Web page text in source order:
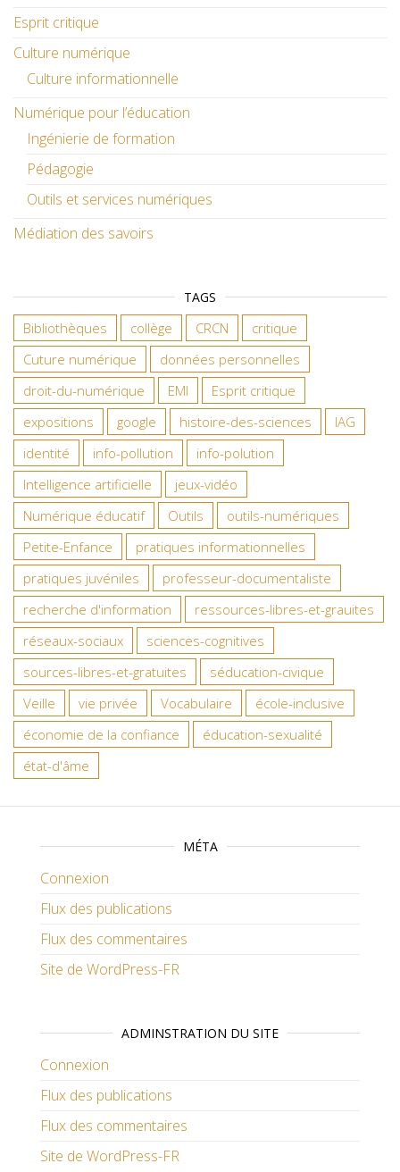
Esprit critique
Culture numérique
Culture informationnelle
Numérique pour l’éducation
Ingénierie de formation
Pédagogie
Outils et services numériques
Médiation des savoirs
TAGS
Bibliothèques collège CRCN
critique
Cuture numérique
données personnelles
droit-du-numérique
EMI
Esprit critique
expositions
google histoire-des-sciences
IAG
identité
info-pollution
info-polution
Intelligence artificielle
jeux-vidéo
Numérique éducatif
Outils
outils-numériques
Petite-Enfance
pratiques informationnelles
pratiques juvéniles
professeur-documentaliste
recherche d'information
ressources-libres-et-grauites
réseaux-sociaux
sciences-cognitives
sources-libres-et-gratuites
séducation-civique
Veille
vie privée Vocabulaire
école-inclusive
économie de la confiance
éducation-sexualité
état-d'âme
MÉTA
Connexion
Flux des publications
Flux des commentaires
Site de WordPress-FR
ADMINSTRATION DU SITE
Connexion
Flux des publications
Flux des commentaires
Site de WordPress-FR